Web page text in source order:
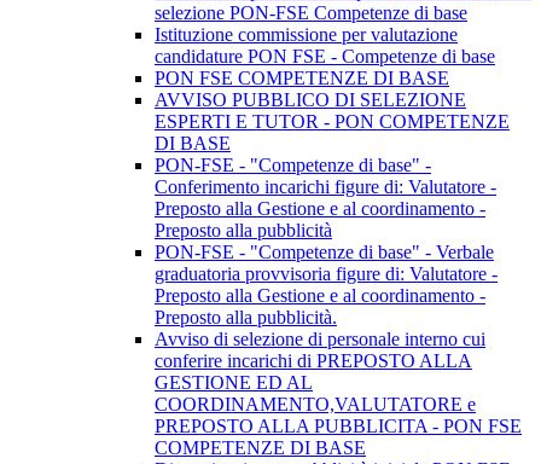
selezione PON-FSE Competenze di base
Istituzione commissione per valutazione
candidature PON FSE - Competenze di base
PON FSE COMPETENZE DI BASE
AVVISO PUBBLICO DI SELEZIONE
ESPERTI E TUTOR - PON COMPETENZE
DI BASE
PON-FSE - "Competenze di base" -
Conferimento incarichi figure di: Valutatore -
Preposto alla Gestione e al coordinamento -
Preposto alla pubblicità
PON-FSE - "Competenze di base" - Verbale
graduatoria provvisoria figure di: Valutatore -
Preposto alla Gestione e al coordinamento -
Preposto alla pubblicità.
Avviso di selezione di personale interno cui
conferire incarichi di PREPOSTO ALLA
GESTIONE ED AL
COORDINAMENTO,VALUTATORE e
PREPOSTO ALLA PUBBLICITA - PON FSE
COMPETENZE DI BASE